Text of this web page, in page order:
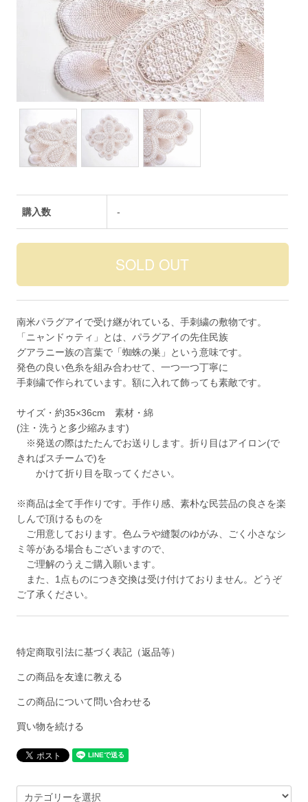
購入数 -
南米パラグアイで受け継がれている、手刺繍の敷物です。
「ニャンドゥティ」とは、パラグアイの先住民族
グアラニー族の言葉で「蜘蛛の巣」という意味です。
発色の良い色糸を組み合わせて、一つ一つ丁寧に
手刺繍で作られています。額に入れて飾っても素敵です。
サイズ・約35×36cm 素材・綿
(注・洗うと多少縮みます)
※発送の際はたたんでお送りします。折り目はアイロン(で
きればスチームで)を
かけて折り目を取ってください。
※商品は全て手作りです。手作り感、素朴な民芸品の良さを楽
しんで頂けるものを
ご用意しております。色ムラや縫製のゆがみ、ごく小さなシ
ミ等がある場合もございますので、
ご理解のうえご購入願います。
また、1点ものにつき交換は受け付けておりません。どうぞ
ご了承ください。
特定商取引法に基づく表記（返品等）
この商品を友達に教える
この商品について問い合わせる
買い物を続ける